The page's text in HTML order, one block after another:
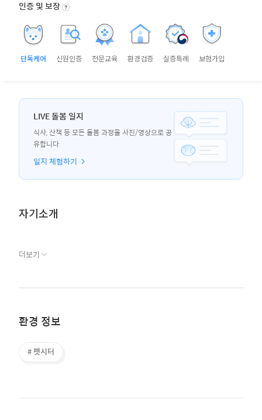
인증 및 보장
단독케어 신원인증 전문교육 환경검증 실증특례 보험가입
LIVE 돌봄 일지
식사, 산책 등 모든 돌봄 과정을 사진/영상으로 공
유합니다
일지 체험하기
자기소개
더보기
환경 정보
# 펫시터